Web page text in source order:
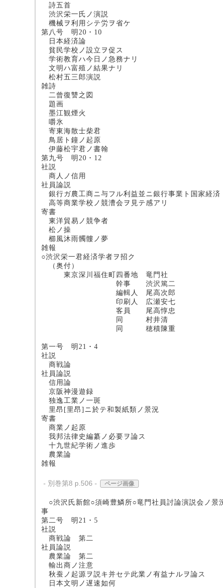
詩五首
渋沢栄一氏ノ演説
機械ヲ利用シテ労
第八号 明20・10
日本経済論
貧民学校ノ設立
学術教育ハ今日ノ
文明ハ富殖ノ結
松村五三郎演説
雑詩
二曾復讐之
題画
墨江観煙火
嚼氷
寄東海散士
鳥居ト鐘ノ起
伊藤松宇君ノ書翰
第九号 明20・12
社説
商人ノ信用
社員論説
銀行ガ農工商ニ与フル利益並ニ銀行事
高等商業学校ノ競漕会ヲ
寄書
東洋貿易ノ競争
松ノ操
櫛風沐雨髑髏
雑報
○渋沢栄一君経済学者ヲ招ク
（奥付）
東京深川福住町四番地 竜門社
幹事 渋沢篤二
編輯人 尾高次郎
印刷人 広瀬安七
客員 尾高惇忠
同 村井清
同 穂積陳重
第一号 明21・4
社説
商戦論
社員論説
信用論
京阪神漫遊
独逸工業ノ一
里昂[里昂]ニ於テ和製
寄書
商業ノ起原
我邦法律史編纂ノ
十九世紀学術ノ
農業論
雑報
- 別巻第8 p.506 - ページ画像
○渋沢氏新館○須崎豊鱗所○竜門社員討論演説会ノ景
事
第二号 明21・5
社説
商戦論 第
社員論説
農業論 第
輸出商ノ注
秋蚕ノ起源ヲ説キ并セテ此業ノ
日本文明ノ遅速